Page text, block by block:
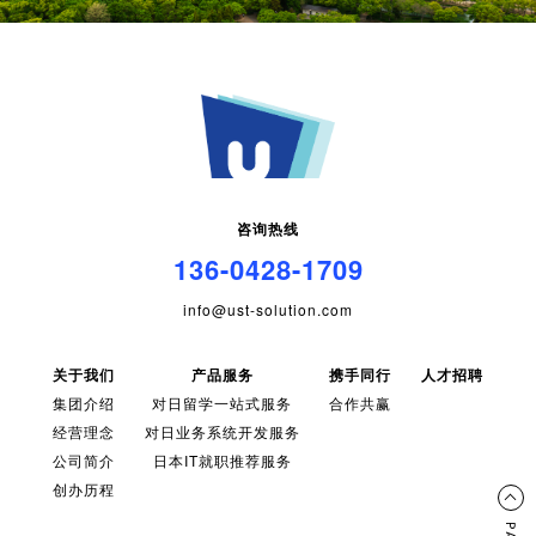
咨询热线
136-0428-1709
info@ust-solution.com
关于我们
集团介绍
经营理念
公司简介
创办历程
产品服务
对日留学一站式服务
对日业务系统开发服务
日本IT就职推荐服务
携手同行
合作共赢
人才招聘